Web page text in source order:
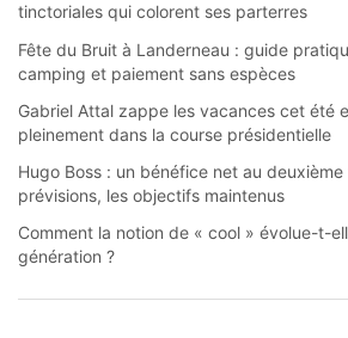
tinctoriales qui colorent ses parterres
Fête du Bruit à Landerneau : guide
camping et paiement sans espèces
Gabriel Attal zappe les vacances cet été
pleinement dans la course présidentielle
Hugo Boss : un bénéfice net au
prévisions, les objectifs maintenus
Comment la notion de « cool » évolue-t-
génération ?